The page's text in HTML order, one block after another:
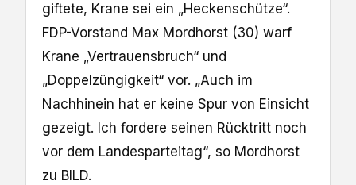
giftete, Krane sei ein „Heckenschütze“.
FDP-Vorstand Max Mordhorst (30) warf
Krane „Vertrauensbruch“ und
„Doppelzüngigkeit“ vor. „Auch im
Nachhinein hat er keine Spur von Einsicht
gezeigt. Ich fordere seinen Rücktritt noch
vor dem Landesparteitag“, so Mordhorst
zu BILD.